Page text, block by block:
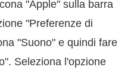
"Apple" sulla barra
"Preferenze di
"Suono" e quindi fare
Seleziona l'opzione